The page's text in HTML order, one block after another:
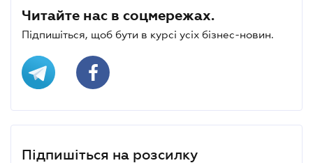
Читайте нас в соцмережах.
Підпишіться, щоб бути в курсі усіх бізнес-новин.
Підпишіться на розсилку